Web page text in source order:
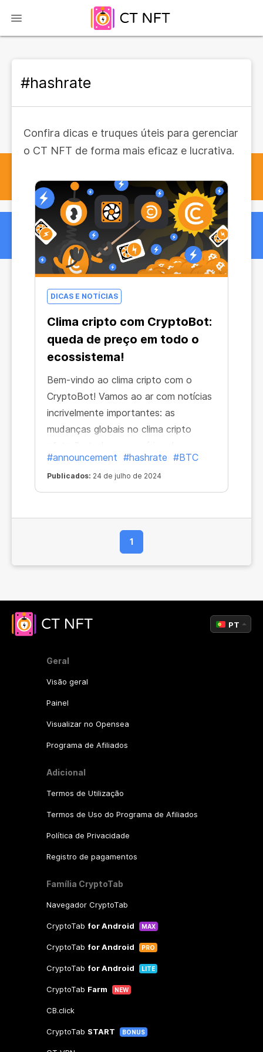
#hashrate
Confira dicas e truques úteis para gerenciar
o CT NFT de forma mais eficaz e lucrativa.
DICAS E NOTÍCIAS
Clima cripto com CryptoBot:
queda de preço em todo o
ecossistema!
Bem-vindo ao clima cripto com o
CryptoBot! Vamos ao ar com notícias
incrivelmente importantes: as
mudanças globais no clima cripto
ecossistema!
#announcement #hashrate #BTC
Publicados: 24 de julho de 2024
1
Geral
Visão geral
Painel
Visualizar no Opensea
Programa de Afiliados
Adicional
Termos de Utilização
Termos de Uso do Programa de Afiliados
Política de Privacidade
Registro de pagamentos
Família CryptoTab
Navegador CryptoTab
CryptoTab for Android MAX
CryptoTab for Android PRO
CryptoTab for Android LITE
CryptoTab Farm NEW
CB.click
CryptoTab START BONUS
PT